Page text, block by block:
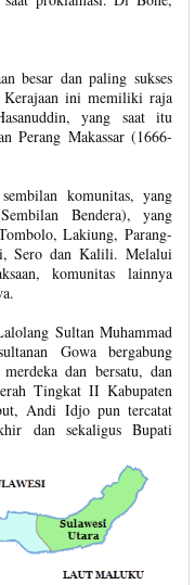
besar dan paling sukses
Kerajaan ini memiliki raja
yang saat itu
Perang Makassar (1666-
komunitas, yang
Bendera), yang
Lakiung, Parang-
Sero dan Kalili. Melalui
komunitas lainnya
Sultan Muhammad
Gowa bergabung
dan bersatu, dan
Tingkat II Kabupaten
Andi Idjo pun tercatat
dan sekaligus Bupati